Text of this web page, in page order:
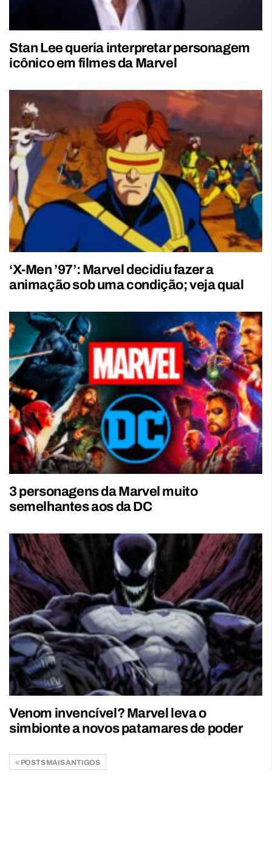
Stan Lee queria interpretar personagem
icônico em filmes da Marvel
‘X-Men ’97’: Marvel decidiu fazer a
animação sob uma condição; veja qual
3 personagens da Marvel muito
semelhantes aos da DC
Venom invencível? Marvel leva o
simbionte a novos patamares de poder
POSTS MAIS ANTIGOS